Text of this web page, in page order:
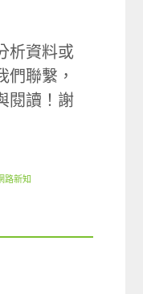
析資料或
們聯繫，
閱讀！謝
路新知